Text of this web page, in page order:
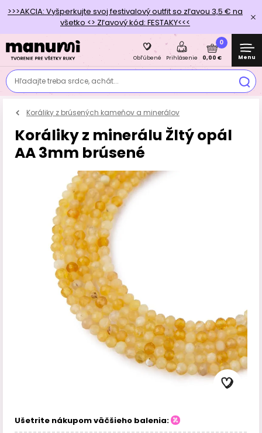
>>>AKCIA: Vyšperkujte svoj festivalový outfit so zľavou 3,5 € na
všetko <> Zľavový kód: FESTAKY<<<
Hľadajte treba srdce, achát...
Obľúbené Prihlásenie
0
0,00 € Menu
Koráliky z brúsených kameňov a minerálov
Koráliky z minerálu Žltý opál
AA 3mm brúsené
Ušetrite nákupom väčšieho balenia: